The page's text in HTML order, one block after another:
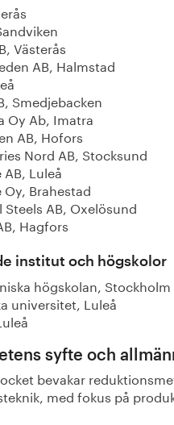
Västerås
AB, Halmstad
Smedjebacken
Oy Ab, Imatra
AB, Hofors
Nord AB, Stocksund
AB, Luleå
Oy, Brahestad
Steels AB, Oxelösund
Hagfors
institut och högskolor
högskolan, Stockholm
universitet, Luleå
syfte och
bevakar
med fokus på